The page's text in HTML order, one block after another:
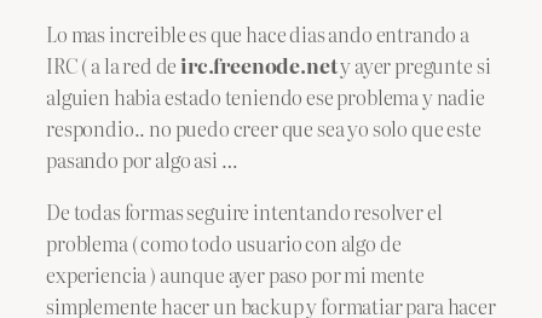
Lo mas increible es que hace dias ando entrando a
IRC ( a la red de irc.freenode.nety ayer pregunte si
alguien habia estado teniendo ese problema y nadie
respondio.. no puedo creer que sea yo solo que este
pasando por algo asi …
De todas formas seguire intentando resolver el
problema ( como todo usuario con algo de
experiencia ) aunque ayer paso por mi mente
simplemente hacer un backup y formatiar para hacer